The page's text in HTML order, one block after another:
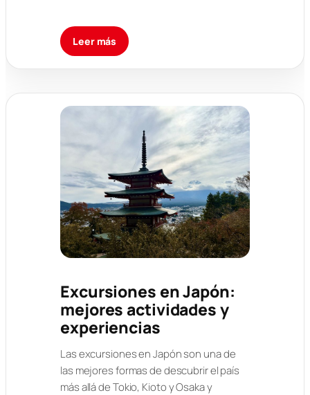
Leer más
Excursiones en Japón:
mejores actividades y
experiencias
Las excursiones en Japón son una de
las mejores formas de descubrir el país
más allá de Tokio, Kioto y Osaka y